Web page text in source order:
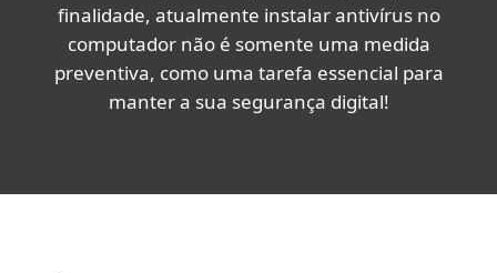
finalidade, atualmente instalar antivírus no
computador não é somente uma medida
preventiva, como uma tarefa essencial para
manter a sua segurança digital!